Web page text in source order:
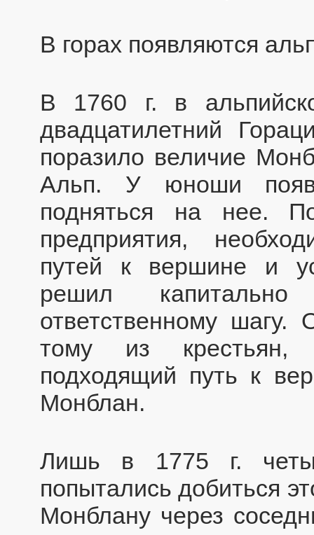
В горах появляются
В 1760 г. в
двадцатилетний
поразило величие
Альп. У юноши
подняться на нее.
предприятия,
путей к вершине и
решил
ответственному
тому из крестьян,
подходящий путь к
Монблан.
Лишь в 1775 г.
попытались добиться
Монблану через